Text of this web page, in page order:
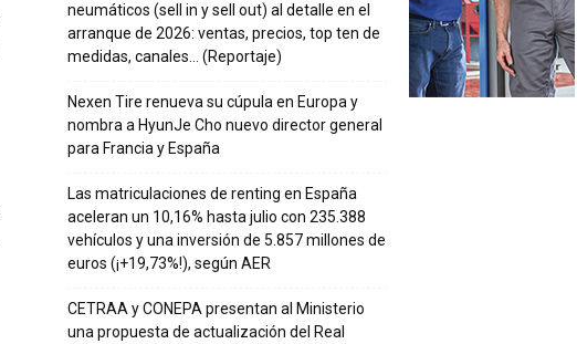
neumáticos (sell in y sell out) al detalle en el
arranque de 2026: ventas, precios, top ten de
medidas, canales… (Reportaje)
Nexen Tire renueva su cúpula en Europa y
nombra a HyunJe Cho nuevo director general
para Francia y España
Las matriculaciones de renting en España
aceleran un 10,16% hasta julio con 235.388
vehículos y una inversión de 5.857 millones de
euros (¡+19,73%!), según AER
CETRAA y CONEPA presentan al Ministerio
una propuesta de actualización del Real